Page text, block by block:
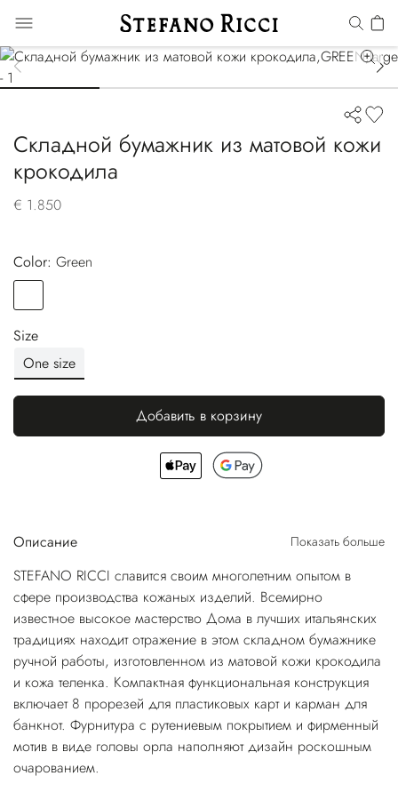
Складной бумажник из матовой кожи
крокодила
€ 1.850
Color:
green
Size
One size
Добавить в корзину
Описание Показать больше
STEFANO RICCI славится своим многолетним опытом в
сфере производства кожаных изделий. Всемирно
известное высокое мастерство Дома в лучших итальянских
традициях находит отражение в этом складном бумажнике
ручной работы, изготовленном из матовой кожи крокодила
и кожа теленка. Компактная функциональная конструкция
включает 8 прорезей для пластиковых карт и карман для
банкнот. Фурнитура с рутениевым покрытием и фирменный
мотив в виде головы орла наполняют дизайн роскошным
очарованием.